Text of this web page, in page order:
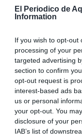
El Periodico de
Information
If you wish to opt-out
processing of your
targeted advertising
section to confirm
opt-out request is
interest-based ads
us or personal
your opt-out. You
disclosure of your
IAB’s list of
Revisió de la
El president del
revisió exhaustiva
taxa: